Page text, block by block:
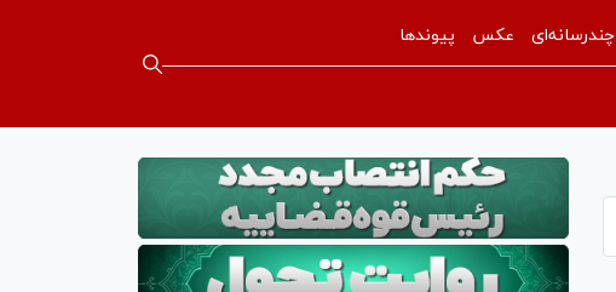
چندرسانه‌ای عکس پیوندها